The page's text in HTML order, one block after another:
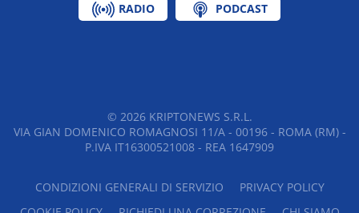
RADIO PODCAST
© 2026KRIPTONEWS S.R.L.
VIA GIAN DOMENICO ROMAGNOSI 11/A - 00196 - ROMA (RM) -
P.IVA IT16300521008 - REA 1647909
CONDIZIONI GENERALI DI SERVIZIO
PRIVACY POLICY